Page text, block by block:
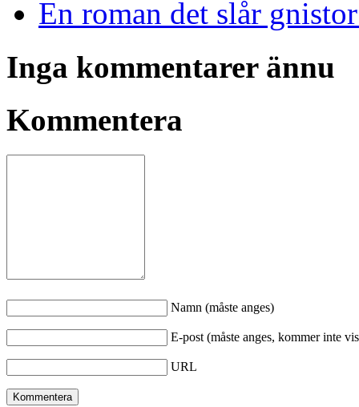
En roman det slår
Inga kommentarer ännu
Kommentera
Namn (måste anges)
E-post (måste anges, kommer inte
URL